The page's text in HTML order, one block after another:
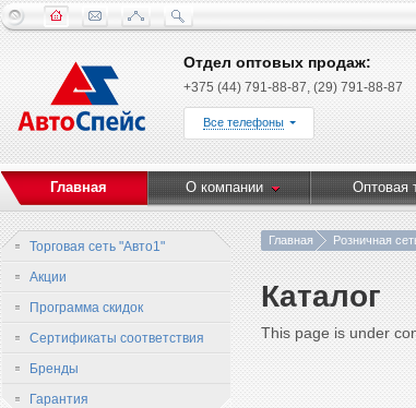
Отдел оптовых продаж:
+375 (44) 791-88-87, (29) 791-88-87
Все телефоны
Главная О компании Оптовая
Торговая сеть "Авто1"
Акции
Программа скидок
Сертификаты соответствия
Бренды
Гарантия
Главная Розничная
Каталог
This page is under